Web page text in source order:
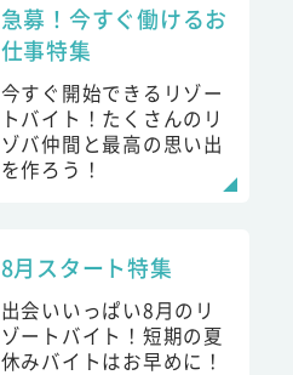
急募！今すぐ働けるお
仕事特集
今すぐ開始できるリゾー
トバイト！たくさんのリ
ゾバ仲間と最高の思い出
を作ろう！
8月スタート特集
出会いいっぱい8月のリ
ゾートバイト！短期の夏
休みバイトはお早めに！